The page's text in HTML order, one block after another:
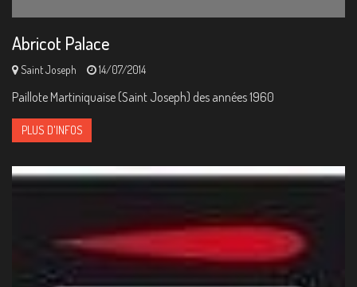
Abricot Palace
Saint Joseph 14/07/2014
Paillote Martiniquaise (Saint Joseph) des années 1960
PLUS D'INFOS